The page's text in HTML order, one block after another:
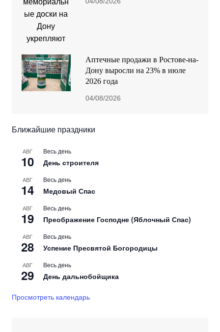
Аптечные продажи в Ростове-на-
Дону выросли на 23% в июле
2026 года
04/08/2026
Ближайшие праздники
АВГ
10
Весь день
День строителя
АВГ
14
Весь день
Медовый Спас
АВГ
19
Весь день
Преображение Господне (Яблочный Спас)
АВГ
28
Весь день
Успение Пресвятой Богородицы
АВГ
29
Весь день
День дальнобойщика
Просмотреть календарь